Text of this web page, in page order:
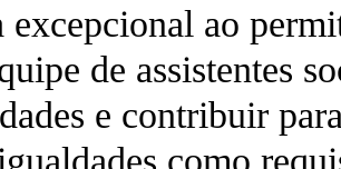
excepcional ao
de assistentes
e contribuir
como